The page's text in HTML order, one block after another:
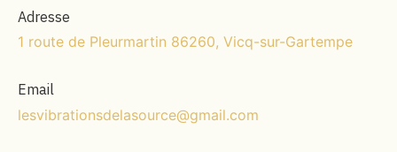
Adresse
1 route de Pleurmartin 86260, Vicq-sur-Gartempe
Email
lesvibrationsdelasource@gmail.com